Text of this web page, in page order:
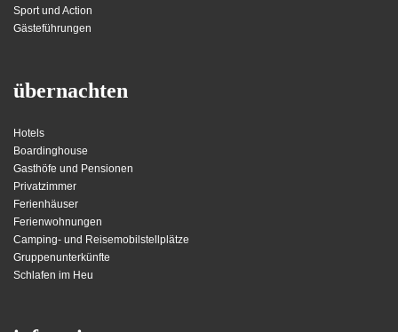
Sport und Action
Gästeführungen
übernachten
Hotels
Boardinghouse
Gasthöfe und Pensionen
Privatzimmer
Ferienhäuser
Ferienwohnungen
Camping- und Reisemobilstellplätze
Gruppenunterkünfte
Schlafen im Heu